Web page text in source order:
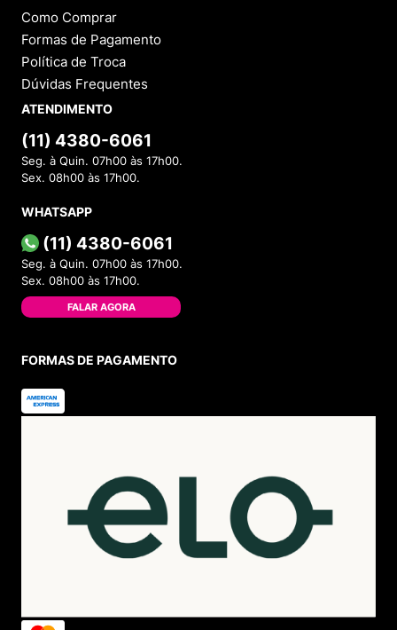
Como Comprar
Formas de Pagamento
Política de Troca
Dúvidas Frequentes
ATENDIMENTO
(11) 4380-6061
Seg. à Quin. 07h00 às 17h00.
Sex. 08h00 às 17h00.
WHATSAPP
(11) 4380-6061
Seg. à Quin. 07h00 às 17h00.
Sex. 08h00 às 17h00.
FALAR AGORA
FORMAS DE PAGAMENTO